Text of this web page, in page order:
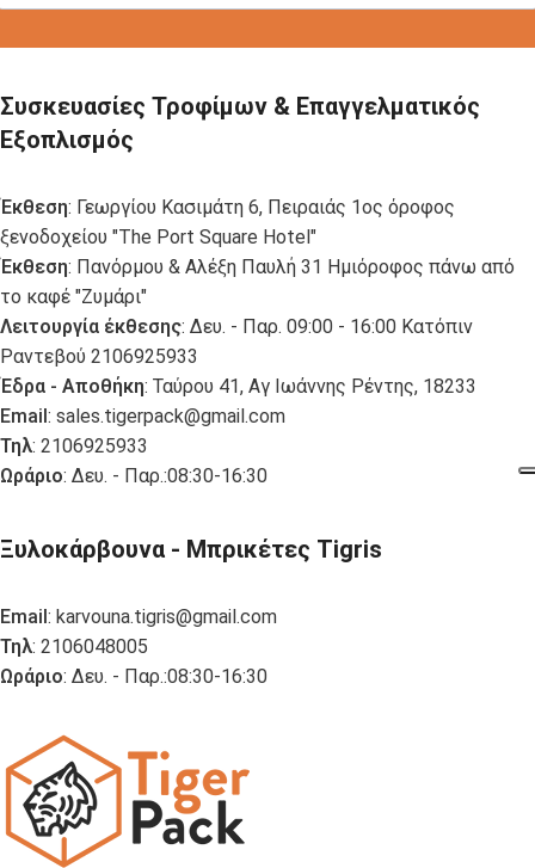
Συσκευασίες Τροφίμων & Επαγγελματικός
Εξοπλισμός
Έκθεση: Γεωργίου Κασιμάτη 6, Πειραιάς 1ος όροφος
ξενοδοχείου "The Port Square Hotel"
Έκθεση: Πανόρμου & Αλέξη Παυλή 31 Ημιόροφος πάνω από
το καφέ "Ζυμάρι"
Λειτουργία έκθεσης: Δευ. - Παρ. 09:00 - 16:00 Κατόπιν
Ραντεβού 2106925933
Έδρα - Αποθήκη: Ταύρου 41, Αγ Ιωάννης Ρέντης, 18233
Email: sales.tigerpack@gmail.com
Τηλ: 2106925933
Ωράριο: Δευ. - Παρ.:08:30-16:30
Ξυλοκάρβουνα - Μπρικέτες Tigris
Email: karvouna.tigris@gmail.com
Τηλ: 2106048005
Ωράριο: Δευ. - Παρ.:08:30-16:30